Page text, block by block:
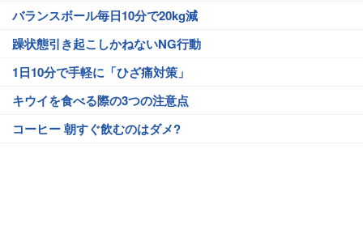
バランスボール毎日10分で20kg減
躁状態引き起こしかねないNG行動
1日10分で手軽に「ひざ痛対策」
キウイを食べる際の3つの注意点
コーヒー 朝すぐ飲むのはダメ?